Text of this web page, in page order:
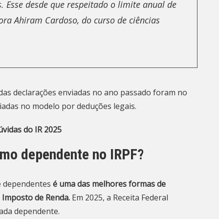
Esse desde que respeitado o limite anual de
Ahiram Cardoso, do curso de ciências
declarações enviadas no ano passado foram no
no modelo por deduções legais.
do IR 2025
dependente no IRPF?
dependentes é uma das melhores formas de
de Renda. Em 2025, a Receita Federal
dependente.